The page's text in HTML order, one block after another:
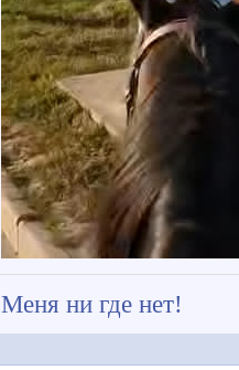
Меня ни где нет!